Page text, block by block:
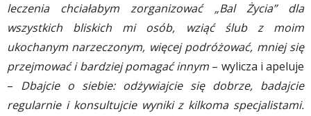
leczenia chciałabym zorganizować „Bal Życia” dla
wszystkich bliskich mi osób, wziąć ślub z moim
ukochanym narzeczonym, więcej podróżować, mniej się
przejmować i bardziej pomagać innym – wylicza i apeluje
– Dbajcie o siebie: odżywiajcie się dobrze, badajcie
regularnie i konsultujcie wyniki z kilkoma specjalistami.